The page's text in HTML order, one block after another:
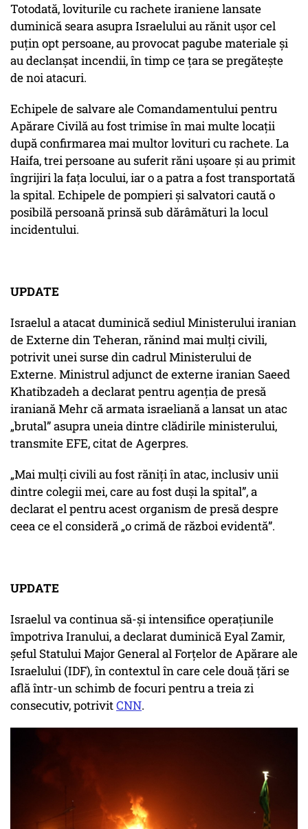
Totodată, loviturile cu rachete iraniene lansate
duminică seara asupra Israelului au rănit ușor cel
puțin opt persoane, au provocat pagube materiale și
au declanșat incendii, în timp ce țara se pregătește
de noi atacuri.
Echipele de salvare ale Comandamentului pentru
Apărare Civilă au fost trimise în mai multe locații
după confirmarea mai multor lovituri cu rachete. La
Haifa, trei persoane au suferit răni ușoare și au primit
îngrijiri la fața locului, iar o a patra a fost transportată
la spital. Echipele de pompieri și salvatori caută o
posibilă persoană prinsă sub dărâmături la locul
incidentului.
UPDATE
Israelul a atacat duminică sediul Ministerului iranian
de Externe din Teheran, rănind mai mulți civili,
potrivit unei surse din cadrul Ministerului de
Externe. Ministrul adjunct de externe iranian Saeed
Khatibzadeh a declarat pentru agenția de presă
iraniană Mehr că armata israeliană a lansat un atac
„brutal” asupra uneia dintre clădirile ministerului,
transmite EFE, citat de Agerpres.
„Mai mulți civili au fost răniți în atac, inclusiv unii
dintre colegii mei, care au fost duși la spital”, a
declarat el pentru acest organism de presă despre
ceea ce el consideră „o crimă de război evidentă”.
UPDATE
Israelul va continua să-și intensifice operațiunile
împotriva Iranului, a declarat duminică Eyal Zamir,
șeful Statului Major General al Forțelor de Apărare ale
Israelului (IDF), în contextul în care cele două țări se
află într-un schimb de focuri pentru a treia zi
consecutiv, potrivitCNN.